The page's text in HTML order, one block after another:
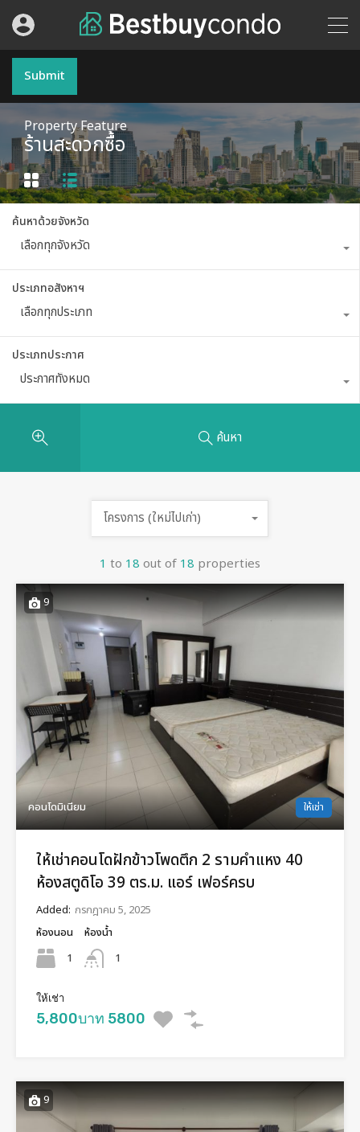
Submit
Property Feature
ร้านสะดวกซื้อ
ค้นหาด้วยจังหวัด
เลือกทุกจังหวัด
ประเภทอสังหาฯ
เลือกทุกประเภท
ประเภทประกาศ
ประกาศทั้งหมด
ค้นหา
1 to 18 out of 18 properties
โครงการ (ใหม่ไปเก่า)
9
คอนโดมิเนียม ให้เช่า
ให้เช่าคอนโดฝักข้าวโพดตึก 2 รามคำแหง 40
ห้องสตูดิโอ 39 ตร.ม. แอร์ เฟอร์ครบ
Added: กรกฎาคม 5, 2025
ห้องนอน
1
ห้องน้ำ
1
ให้เช่า
5,800บาท 5800
9